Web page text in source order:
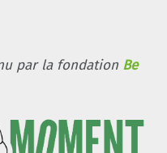
par la fondation Be